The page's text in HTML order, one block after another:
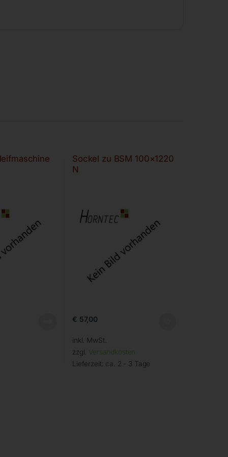
Sockel zu BSM 100×1220
N
€ 57,00
inkl. MwSt.
zzgl. Versandkosten
Lieferzeit: ca. 2 - 3 Tage